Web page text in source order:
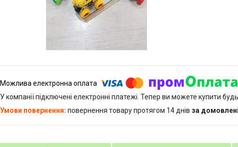
У компанії підключені електронні платежі. Тепер ви можете купити
повернення товару протягом 14 днів за